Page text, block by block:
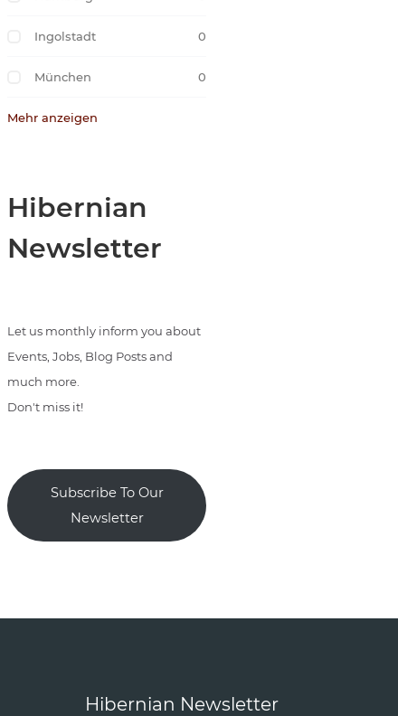
Ingolstadt 0
München 0
Mehr anzeigen
Hibernian
Newsletter
Let us monthly inform you about
Events, Jobs, Blog Posts and
much more.
Don't miss it!
Subscribe To Our
Newsletter
Hibernian Newsletter